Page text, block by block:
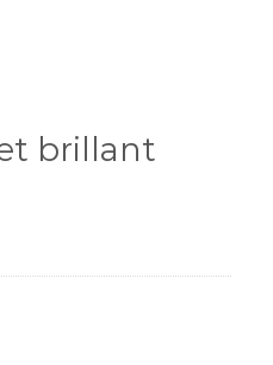
brillant